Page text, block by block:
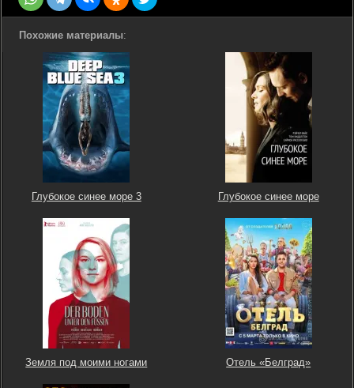
Похожие материалы:
Глубокое синее море 3 Глубокое синее море
Земля под моими ногами Отель «Белград»